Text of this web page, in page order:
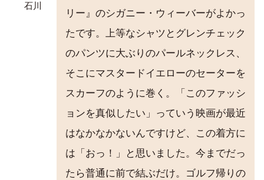
石川
リー』のシガニー・ウィーバーがよかっ
たです。上等なシャツとグレンチェック
のパンツに大ぶりのパールネックレス、
そこにマスタードイエローのセーターを
スカーフのように巻く。「このファッシ
ョンを真似したい」っていう映画が最近
はなかなかないんですけど、この着方に
は「おっ！」と思いました。今までだっ
たら普通に前で結ぶだけ。ゴルフ帰りの